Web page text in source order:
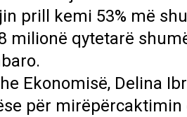
prill kemi 53% më
milionë qytetarë
Ekonomisë, Delina
për mirëpërcaktimin